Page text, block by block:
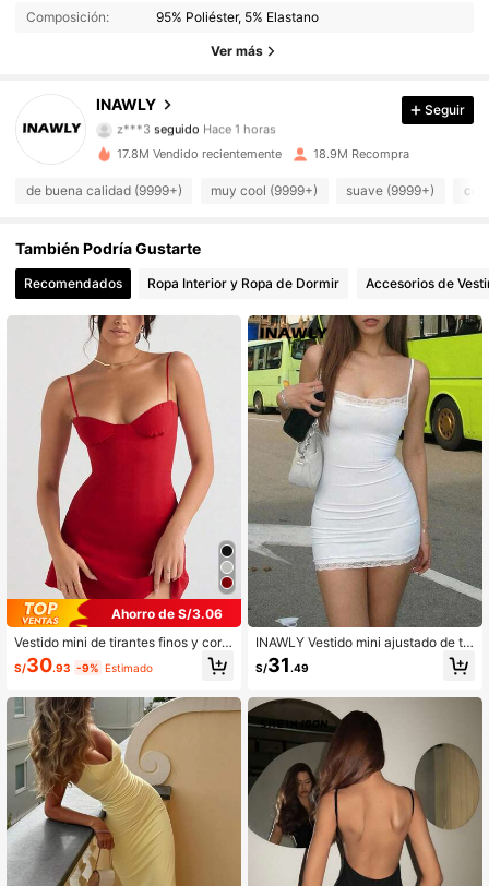
Composición: 95% Poliéster, 5% Elastano
Ver más
INAWLY
z***3 seguido Hace 1 horas
4.87
1.1M Seguidores
4.87 1.1M Seguidores
4.87
4.87 1.1M Seguidores
4.87
1.1M Seguidores
4.87 1.1M Seguidores
1.1M Seguidores
Seguir
17.8M Vendido recientemente 18.9M Recompra
de buena calidad (9999+) muy cool (9999+) suave (9999+)
También Podría Gustarte
Recomendados Ropa Interior y Ropa de Dormir Accesorios de
Ahorro de S/3.06
Vestido mini de tirantes finos y cort
e evasé de color rojo sólido y sexy
para mujer, de estilo elegante, adec
tas, vacaciones de primavera/veran
o
S/30.93 -9% Estimado
INAWLY Vestido mini ajustado de tir
antes sexys con encaje para mujer
S/31 .49